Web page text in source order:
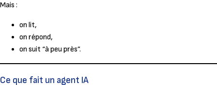
Mais :
on lit,
on répond,
on suit “à peu près”.
Ce que fait un agent IA